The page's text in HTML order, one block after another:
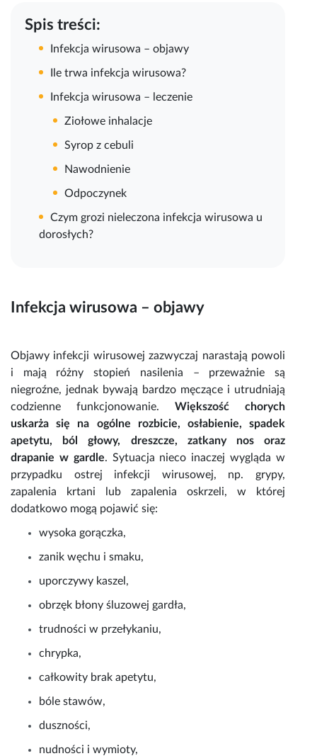
Spis treści:
Infekcja wirusowa – objawy
Ile trwa infekcja wirusowa?
Infekcja wirusowa – leczenie
Ziołowe inhalacje
Syrop z cebuli
Nawodnienie
Odpoczynek
Czym grozi nieleczona infekcja wirusowa u
dorosłych?
Infekcja wirusowa – objawy
Objawy infekcji wirusowej zazwyczaj narastają powoli
i mają różny stopień nasilenia – przeważnie są
niegroźne, jednak bywają bardzo męczące i utrudniają
codzienne funkcjonowanie. Większość chorych
uskarża się na ogólne
rozbicie, osłabienie, spadek
apetytu, ból głowy, dreszcze, zatkany nos oraz
drapanie w gardle. Sytuacja nieco inaczej wygląda w
przypadku ostrej infekcji wirusowej, np. grypy,
zapalenia krtani lub zapalenia oskrzeli, w której
dodatkowo mogą pojawić się:
wysoka gorączka,
zanik węchu i smaku,
uporczywy kaszel,
obrzęk błony śluzowej gardła,
trudności w przełykaniu,
chrypka,
całkowity brak apetytu,
bóle stawów,
duszności,
nudności i wymioty,